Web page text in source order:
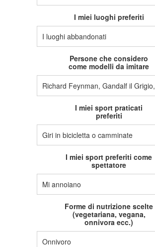
I miei luoghi preferiti
I luoghi abbandonati
Persone che considero
come modelli da imitare
Richard Feynman, Gandalf il Grigio,
I miei sport praticati
preferiti
Giri in bicicletta o camminate
I miei sport preferiti come
spettatore
Mi annoiano
Forme di nutrizione scelte
(vegetariana, vegana,
onnivora ecc.)
Onnivoro